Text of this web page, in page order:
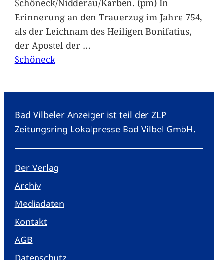
Schöneck/Nidderau/Karben. (pm) In
Erinnerung an den Trauerzug im Jahre 754,
als der Leichnam des Heiligen Bonifatius,
der Apostel der …
Schöneck
Bad Vilbeler Anzeiger ist teil der ZLP
Zeitungsring Lokalpresse Bad Vilbel GmbH.
Der Verlag
Archiv
Mediadaten
Kontakt
AGB
Datenschutz